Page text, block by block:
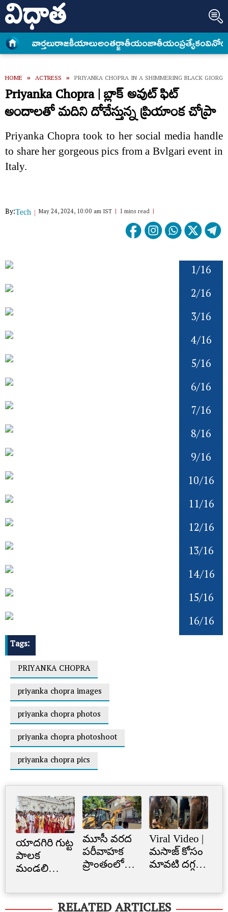
వార్త‌లురాజకీయాలుఅంత‌ర్జాతీయంజాతీయంప్రత్యేకం
HOME » ACTRESS » PRIYANKA CHOPRA IN A SHIMMERING BLACK
Priyanka Chopra | బ్లాక్ అవుట్ ఫిట్
అందాలతో మదిని దోచేస్తున్న ప్రియాంక చోప్రా
Priyanka Chopra took to her social media handle
to share her gorgeous pics from a Bvlgari event in
Italy.
By:Tech May 24, 2024, 10:00 am IST 1 mins read
1/16
2/16
3/16
4/16
5/16
6/16
7/16
8/16
9/16
10/16
11/16
12/16
13/16
14/16
15/16
16/16
Tags:
PRIYANKA CHOPRA
priyanka chopra images
priyanka chopra photos
priyanka chopra photoshoot
priyanka chopra pics
యాదగిరి గుట్ట
పాలక
మండలి
స్వీకారం
మూసీ వరద
పరీవాహక
ప్రాంతంలో
నిర్మాణం..
నార్సింగిలో
Viral Video |
మసాజ్ కోసం
మావటి దగ్గర
ఏనుగు..
క్యూట్